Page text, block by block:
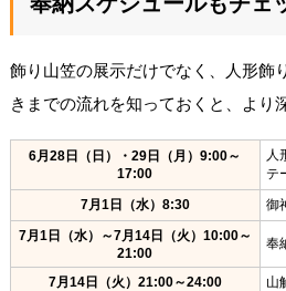
飾り山笠の展示だけでなく、人形飾
きまでの流れを知っておくと、より
6月28日（日）・29日（月）9:00～
17:00
人
テ
7月1日（水）8:30
御
7月1日（水）～7月14日（火）10:00～
21:00
奉
7月14日（火）21:00～24:00 山